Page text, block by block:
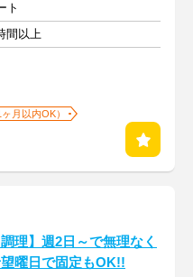
ト
間以上
月以内OK）
調理】週2日～で無理なく
曜日で固定もOK!!